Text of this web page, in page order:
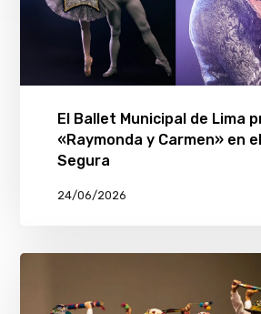
El Ballet Municipal de Lima
«Raymonda y Carmen» en
Segura
24/06/2026